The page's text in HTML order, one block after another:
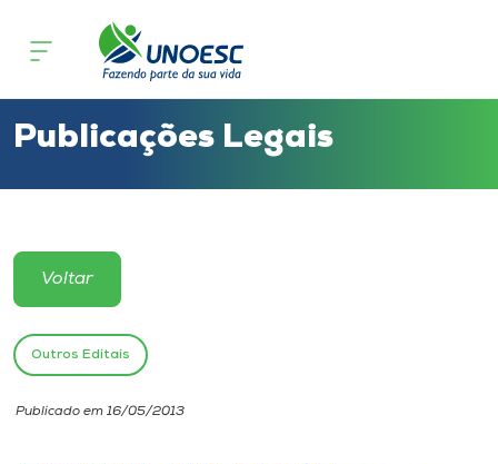
Cursos
Atendimento ao Estudante
Portal de Ensino
Unoesc
Publicações Legais
Voltar
Outros Editais
Publicado em 16/05/2013